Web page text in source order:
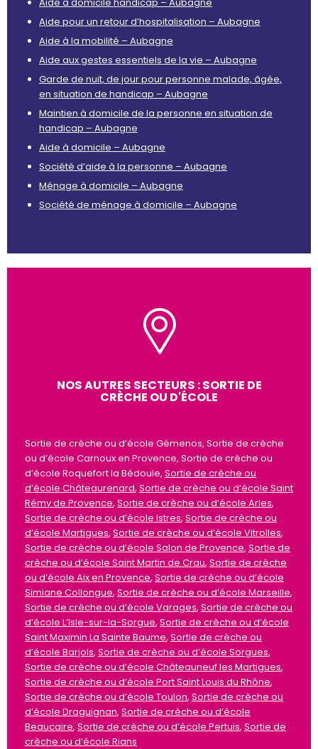
Aide pour un retour d’hospitalisation – Aubagne
Aide à la mobilité – Aubagne
Aide aux gestes essentiels de la vie – Aubagne
Garde de nuit, de jour pour personne malade, âgée,
en situation de handicap – Aubagne
Maintien à domicile de la personne en situation de
handicap – Aubagne
Aide à domicile – Aubagne
Société d’aide à la personne – Aubagne
Ménage à domicile – Aubagne
Société de ménage à domicile – Aubagne
NOS AUTRES SECTEURS : SORTIE DE
CRÈCHE OU D'ÉCOLE
Sortie de crèche ou d’école Gémenos, Sortie de crèche
ou d’école Carnoux en Provence, Sortie de crèche ou
d’école Roquefort la Bédoule, Sortie de crèche ou
d’école Châteaurenard, Sortie de crèche ou d’école Saint
Rémy de Provence, Sortie de crèche ou d’école Arles,
Sortie de crèche ou d’école Istres, Sortie de crèche ou
d’école Martigues, Sortie de crèche ou d’école Vitrolles,
Sortie de crèche ou d’école Salon de Provence, Sortie de
crèche ou d’école Saint Martin de Crau, Sortie de crèche
ou d’école Aix en Provence, Sortie de crèche ou d’école
Simiane Collongue, Sortie de crèche ou d’école Marseille,
Sortie de crèche ou d’école Varages, Sortie de crèche ou
d’école L’Isle-sur-la-Sorgue, Sortie de crèche ou d’école
Saint Maximin La Sainte Baume, Sortie de crèche ou
d’école Barjols, Sortie de crèche ou d’école Sorgues,
Sortie de crèche ou d’école Châteauneuf les Martigues,
Sortie de crèche ou d’école Port Saint Louis du Rhône,
Sortie de crèche ou d’école Toulon, Sortie de crèche ou
d’école Draguignan, Sortie de crèche ou d’école
Beaucaire, Sortie de crèche ou d’école Pertuis, Sortie de
crèche ou d’école Rians